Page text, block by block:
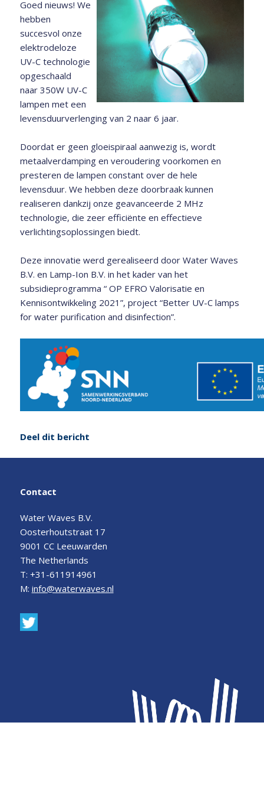
Goed nieuws! We
hebben
succesvol onze
elektrodeloze
UV-C technologie
opgeschaald
naar 350W UV-C
lampen met een
levensduurverlenging van 2 naar 6 jaar.
Doordat er geen gloeispiraal aanwezig is, wordt
metaalverdamping en veroudering voorkomen en
presteren de lampen constant over de hele
levensduur. We hebben deze doorbraak kunnen
realiseren dankzij onze geavanceerde 2 MHz
technologie, die zeer efficiënte en effectieve
verlichtingsoplossingen biedt.
Deze innovatie werd gerealiseerd door Water Waves
B.V. en Lamp-Ion B.V. in het kader van het
subsidieprogramma “ OP EFRO Valorisatie en
Kennisontwikkeling 2021”, project “Better UV-C lamps
for water purification and disinfection”.
Deel dit bericht
Contact
Water Waves B.V.
Oosterhoutstraat 17
9001 CC Leeuwarden
The Netherlands
T: +31-611914961
M: info@waterwaves.nl